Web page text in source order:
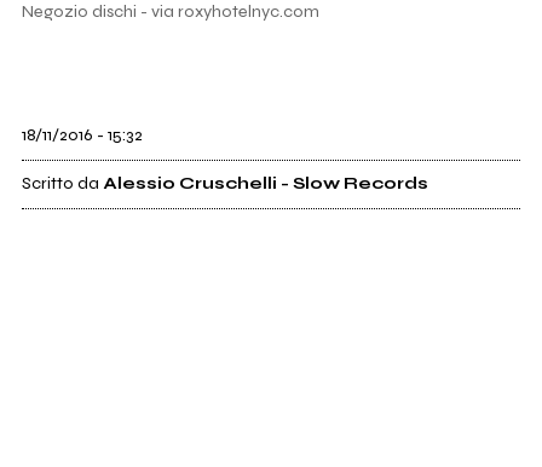
Negozio dischi - via roxyhotelnyc.com
18/11/2016 - 15:32
Scritto da Alessio Cruschelli - Slow Records